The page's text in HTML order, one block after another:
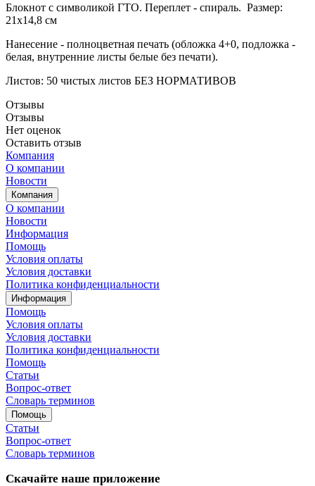
Блокнот с символикой ГТО. Переплет - спираль. Размер:
21х14,8 см
Нанесение - полноцветная печать (обложка 4+0, подложка -
белая, внутренние листы белые без печати).
Листов: 50 чистых листов БЕЗ НОРМАТИВОВ
Отзывы
Отзывы
Нет оценок
Оставить отзыв
Компания
О компании
Новости
Компания
О компании
Новости
Информация
Помощь
Условия оплаты
Условия доставки
Политика конфиденциальности
Информация
Помощь
Условия оплаты
Условия доставки
Политика конфиденциальности
Помощь
Статьи
Вопрос-ответ
Словарь терминов
Помощь
Статьи
Вопрос-ответ
Словарь терминов
Скачайте наше приложение